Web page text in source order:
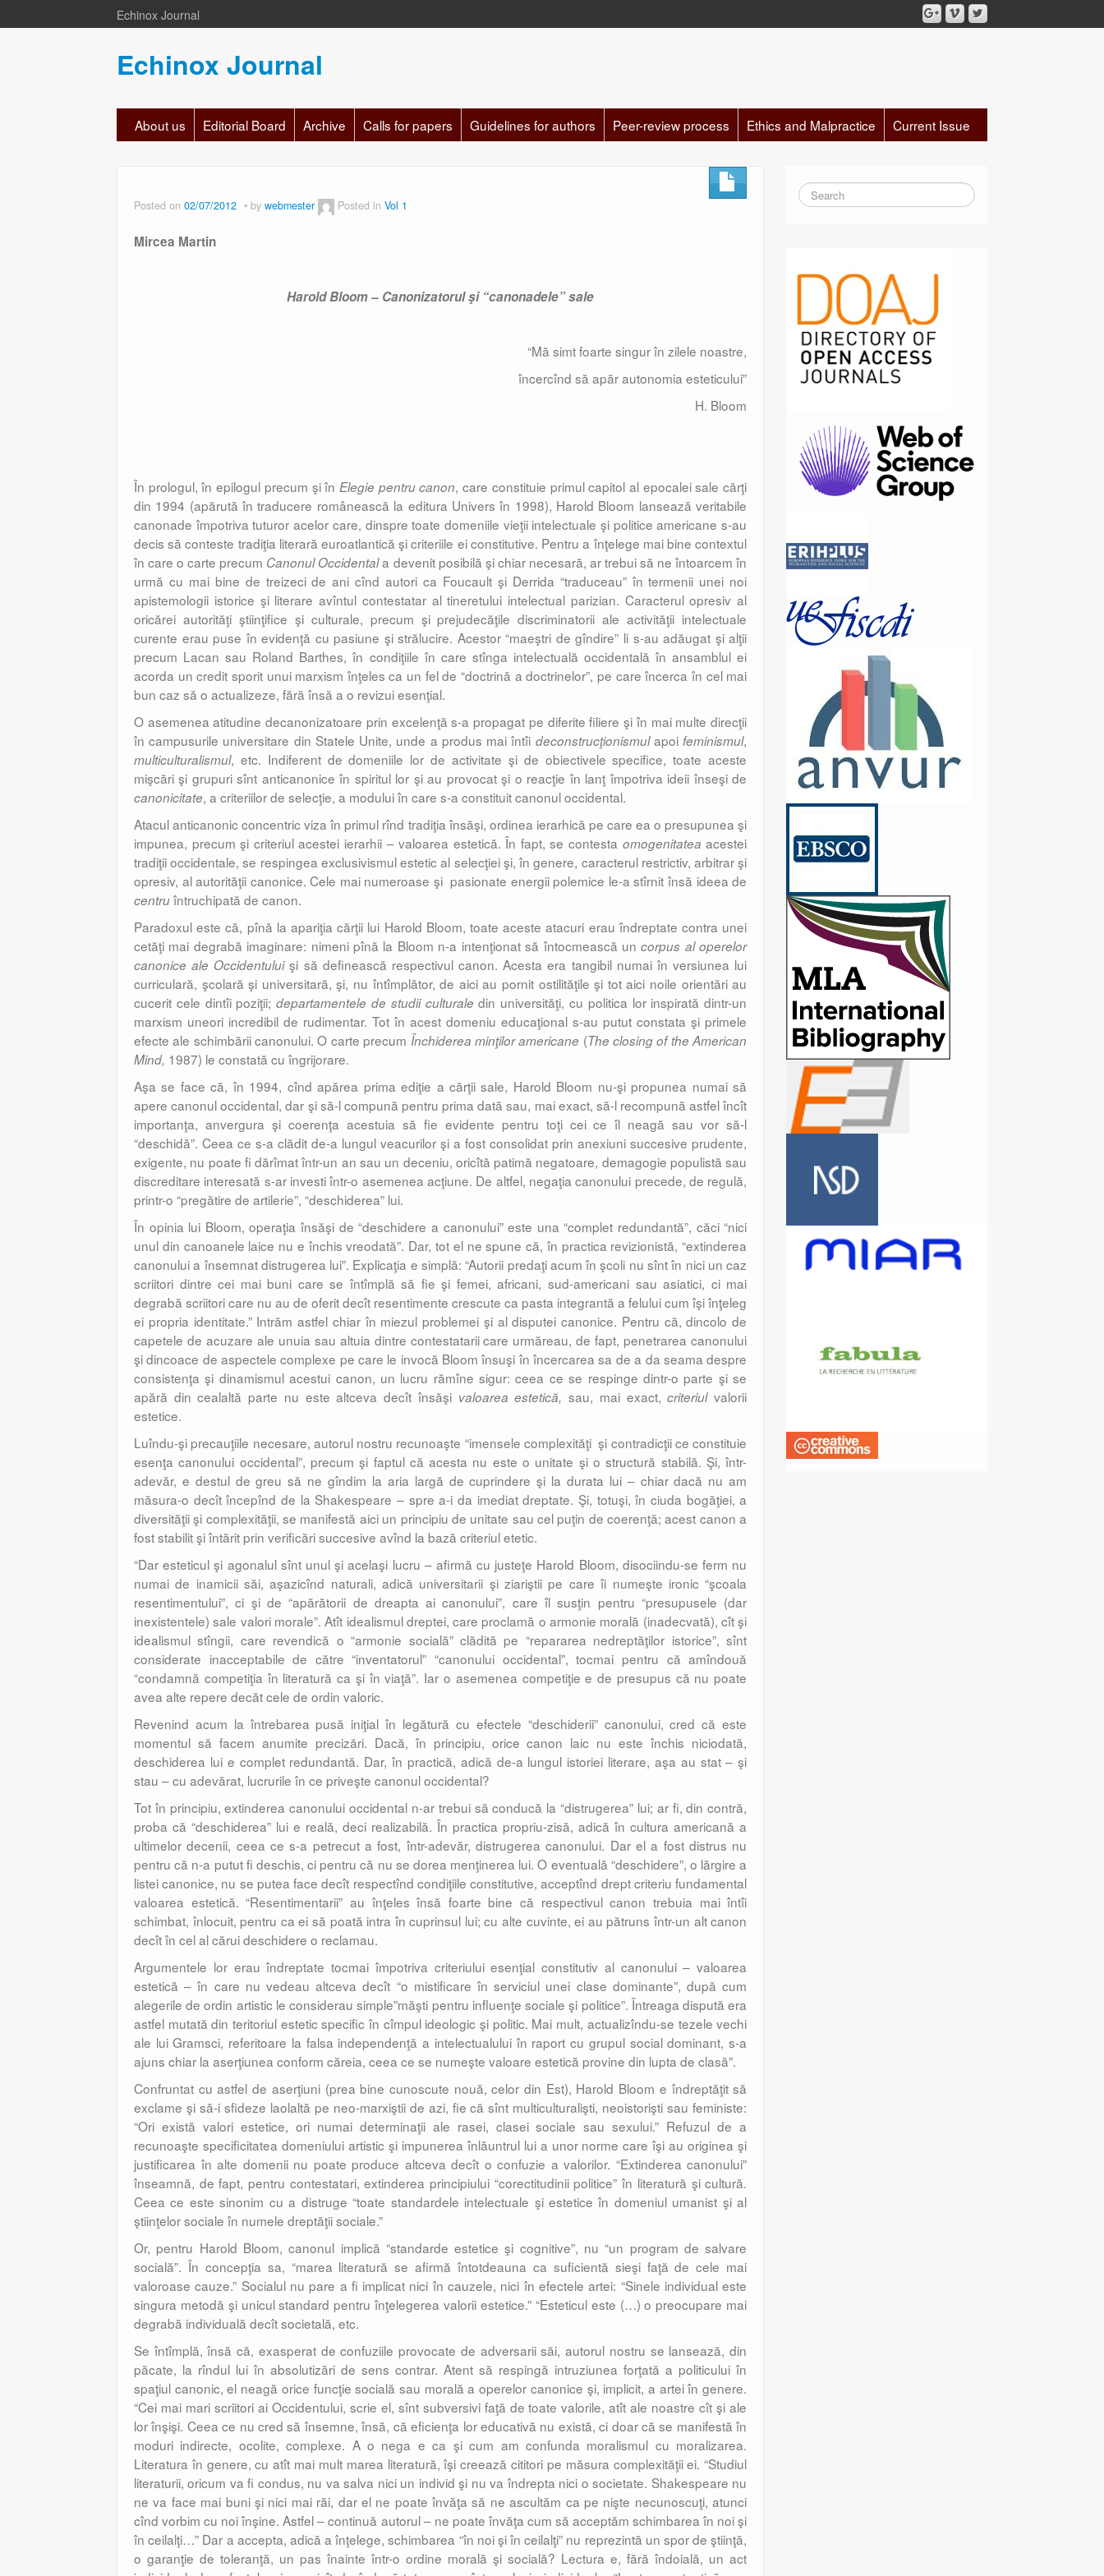
Echinox Journal
Echinox Journal
About us Editorial Board Archive Calls for papers Guidelines for authors Peer-review process Ethics and Malpractice Current Issue
Posted on 02/07/2012 by webmester Posted in Vol 1
Mircea Martin
Harold Bloom – Canonizatorul şi “canonadele” sale
“Mă simt foarte singur în zilele noastre,
încercînd să apăr autonomia esteticului”
H. Bloom
În prologul, în epilogul precum şi în Elegie pentru canon, care constituie primul capitol al epocalei sale cărţi
din 1994 (apărută în traducere românească la editura Univers în 1998), Harold Bloom lansează veritabile
canonade împotriva tuturor acelor care, dinspre toate domeniile vieţii intelectuale şi politice americane s-au
decis să conteste tradiţia literară euroatlantică şi criteriile ei constitutive. Pentru a înţelege mai bine contextul
în care o carte precum Canonul Occidentala devenit posibilă şi chiar necesară, ar trebui să ne întoarcem în
urmă cu mai bine de treizeci de ani cînd autori ca Foucault şi Derrida “traduceau” în termenii unei noi
apistemologii istorice şi literare avîntul contestatar al tineretului intelectual parizian. Caracterul opresiv al
oricărei autorităţi ştiinţifice şi culturale, precum şi prejudecăţile discriminatorii ale activităţii intelectuale
curente erau puse în evidenţă cu pasiune şi strălucire. Acestor “maeştri de gîndire” li s-au adăugat şi alţii
precum Lacan sau Roland Barthes, în condiţiile în care stînga intelectuală occidentală în ansamblul ei
acorda un credit sporit unui marxism înţeles ca un fel de “doctrină a doctrinelor”, pe care încerca în cel mai
bun caz să o actualizeze, fără însă a o revizui esenţial.
O asemenea atitudine decanonizatoare prin excelenţă s-a propagat pe diferite filiere şi în mai multe direcţii
în campusurile universitare din Statele Unite, unde a produs mai întîi deconstrucţionismulapoi feminismul,
multiculturalismul, etc. Indiferent de domeniile lor de activitate şi de obiectivele specifice, toate aceste
mişcări şi grupuri sînt anticanonice în spiritul lor şi au provocat şi o reacţie în lanţ împotriva ideii înseşi de
canonicitate, a criteriilor de selecţie, a modului în care s-a constituit canonul occidental.
Atacul anticanonic concentric viza în primul rînd tradiţia însăşi, ordinea ierarhică pe care ea o presupunea şi
impunea, precum şi criteriul acestei ierarhii – valoarea estetică. În fapt, se contesta omogenitatea acestei
tradiţii occidentale, se respingea exclusivismul estetic al selecţiei şi, în genere, caracterul restrictiv, arbitrar şi
opresiv, al autorităţii canonice. Cele mai numeroase şi pasionate energii polemice le-a stîrnit însă ideea de
centruîntruchipată de canon.
Paradoxul este că, pînă la apariţia cărţii lui Harold Bloom, toate aceste atacuri erau îndreptate contra unei
cetăţi mai degrabă imaginare: nimeni pînă la Bloom n-a intenţionat să întocmească uncorpus al operelor
canonice ale Occidentuluişi să definească respectivul canon. Acesta era tangibil numai în versiunea lui
curriculară, şcolară şi universitară, şi, nu întîmplător, de aici au pornit ostilităţile şi tot aici noile orientări au
cucerit cele dintîi poziţii;departamentele de studii culturale din universităţi, cu politica lor inspirată dintr-un
marxism uneori incredibil de rudimentar. Tot în acest domeniu educaţional s-au putut constata şi primele
efecte ale schimbării canonului. O carte precum Închiderea minţilor americane (The closing of the American
Mind, 1987) le constată cu îngrijorare.
Aşa se face că, în 1994, cînd apărea prima ediţie a cărţii sale, Harold Bloom nu-şi propunea numai să
apere canonul occidental, dar şi să-l compună pentru prima dată sau, mai exact, să-l recompună astfel încît
importanţa, anvergura şi coerenţa acestuia să fie evidente pentru toţi cei ce îl neagă sau vor să-l
“deschidă”. Ceea ce s-a clădit de-a lungul veacurilor şi a fost consolidat prin anexiuni succesive prudente,
exigente, nu poate fi dărîmat într-un an sau un deceniu, oricîtă patimă negatoare, demagogie populistă sau
discreditare interesată s-ar investi într-o asemenea acţiune. De altfel, negaţia canonului precede, de regulă,
printr-o “pregătire de artilerie”, “deschiderea” lui.
În opinia lui Bloom, operaţia însăşi de “deschidere a canonului” este una “complet redundantă”, căci “nici
unul din canoanele laice nu e închis vreodată”. Dar, tot el ne spune că, în practica revizionistă, “extinderea
canonului a însemnat distrugerea lui”. Explicaţia e simplă: “Autorii predaţi acum în şcoli nu sînt în nici un caz
scriitori dintre cei mai buni care se întîmplă să fie şi femei, africani, sud-americani sau asiatici, ci mai
degrabă scriitori care nu au de oferit decît resentimente crescute ca pasta integrantă a felului cum îşi înţeleg
ei propria identitate.” Intrăm astfel chiar în miezul problemei şi al disputei canonice. Pentru că, dincolo de
capetele de acuzare ale unuia sau altuia dintre contestatarii care urmăreau, de fapt, penetrarea canonului
şi dincoace de aspectele complexe pe care le invocă Bloom însuşi în încercarea sa de a da seama despre
consistenţa şi dinamismul acestui canon, un lucru rămîne sigur: ceea ce se respinge dintr-o parte şi se
apără din cealaltă parte nu este altceva decît însăşi valoarea estetică, sau, mai exact,criteriulvalorii
estetice.
Luîndu-şi precauţiile necesare, autorul nostru recunoaşte “imensele complexităţi şi contradicţii ce constituie
esenţa canonului occidental”, precum şi faptul că acesta nu este o unitate şi o structură stabilă. Şi, într-
adevăr, e destul de greu să ne gîndim la aria largă de cuprindere şi la durata lui – chiar dacă nu am
măsura-o decît începînd de la Shakespeare – spre a-i da imediat dreptate. Şi, totuşi, în ciuda bogăţiei, a
diversităţii şi complexităţii, se manifestă aici un principiu de unitate sau cel puţin de coerenţă; acest canon a
fost stabilit şi întărit prin verificări succesive avînd la bază criteriul etetic.
“Dar esteticul şi agonalul sînt unul şi acelaşi lucru – afirmă cu justeţe Harold Bloom, disociindu-se ferm nu
numai de inamicii săi, aşazicînd naturali, adică universitarii şi ziariştii pe care îi numeşte ironic “şcoala
resentimentului”, ci şi de “apărătorii de dreapta ai canonului”, care îl susţin pentru “presupusele (dar
inexistentele) sale valori morale”. Atît idealismul dreptei, care proclamă o armonie morală (inadecvată), cît şi
idealismul stîngii, care revendică o “armonie socială” clădită pe “repararea nedreptăţilor istorice”, sînt
considerate inacceptabile de către “inventatorul” “canonului occidental”, tocmai pentru că amîndouă
“condamnă competiţia în literatură ca şi în viaţă”. Iar o asemenea competiţie e de presupus că nu poate
avea alte repere decăt cele de ordin valoric.
Revenind acum la întrebarea pusă iniţial în legătură cu efectele “deschiderii” canonului, cred că este
momentul să facem anumite precizări. Dacă, în principiu, orice canon laic nu este închis niciodată,
deschiderea lui e complet redundantă. Dar, în practică, adică de-a lungul istoriei literare, aşa au stat – şi
stau – cu adevărat, lucrurile în ce priveşte canonul occidental?
Tot în principiu, extinderea canonului occidental n-ar trebui să conducă la “distrugerea” lui; ar fi, din contră,
proba că “deschiderea” lui e reală, deci realizabilă. În practica propriu-zisă, adică în cultura americană a
ultimelor decenii, ceea ce s-a petrecut a fost, într-adevăr, distrugerea canonului. Dar el a fost distrus nu
pentru că n-a putut fi deschis, ci pentru că nu se dorea menţinerea lui. O eventuală “deschidere”, o lărgire a
listei canonice, nu se putea face decît respectînd condiţiile constitutive, acceptînd drept criteriu fundamental
valoarea estetică. “Resentimentarii” au înţeles însă foarte bine că respectivul canon trebuia mai întîi
schimbat, înlocuit, pentru ca ei să poată intra în cuprinsul lui; cu alte cuvinte, ei au pătruns într-un alt canon
decît în cel al cărui deschidere o reclamau.
Argumentele lor erau îndreptate tocmai împotriva criteriului esenţial constitutiv al canonului – valoarea
estetică – în care nu vedeau altceva decît “o mistificare în serviciul unei clase dominante”, după cum
alegerile de ordin artistic le considerau simple”măşti pentru influenţe sociale şi politice”. Întreaga dispută era
astfel mutată din teritoriul estetic specific în cîmpul ideologic şi politic. Mai mult, actualizîndu-se tezele vechi
ale lui Gramsci, referitoare la falsa independenţă a intelectualului în raport cu grupul social dominant, s-a
ajuns chiar la aserţiunea conform căreia, ceea ce se numeşte valoare estetică provine din lupta de clasă”.
Confruntat cu astfel de aserţiuni (prea bine cunoscute nouă, celor din Est), Harold Bloom e îndreptăţit să
exclame şi să-i sfideze laolaltă pe neo-marxiştii de azi, fie că sînt multiculturalişti, neoistorişti sau feministe:
“Ori există valori estetice, ori numai determinaţii ale rasei, clasei sociale sau sexului.” Refuzul de a
recunoaşte specificitatea domeniului artistic şi impunerea înlăuntrul lui a unor norme care îşi au originea şi
justificarea în alte domenii nu poate produce altceva decît o confuzie a valorilor. “Extinderea canonului”
înseamnă, de fapt, pentru contestatari, extinderea principiului “corectitudinii politice” în literatură şi cultură.
Ceea ce este sinonim cu a distruge “toate standardele intelectuale şi estetice în domeniul umanist şi al
ştiinţelor sociale în numele dreptăţii sociale.”
Or, pentru Harold Bloom, canonul implică “standarde estetice şi cognitive”, nu “un program de salvare
socială”. În concepţia sa, “marea literatură se afirmă întotdeauna ca suficientă sieşi faţă de cele mai
valoroase cauze.” Socialul nu pare a fi implicat nici în cauzele, nici în efectele artei: “Sinele individual este
singura metodă şi unicul standard pentru înţelegerea valorii estetice.” “Esteticul este (…) o preocupare mai
degrabă individuală decît societală, etc.
Se întîmplă, însă că, exasperat de confuziile provocate de adversarii săi, autorul nostru se lansează, din
păcate, la rîndul lui în absolutizări de sens contrar. Atent să respingă intruziunea forţată a politicului în
spaţiul canonic, el neagă orice funcţie socială sau morală a operelor canonice şi, implicit, a artei în genere.
“Cei mai mari scriitori ai Occidentului, scrie el, sînt subversivi faţă de toate valorile, atît ale noastre cît şi ale
lor înşişi. Ceea ce nu cred să însemne, însă, că eficienţa lor educativă nu există, ci doar că se manifestă în
moduri indirecte, ocolite, complexe. A o nega e ca şi cum am confunda moralismul cu moralizarea.
Literatura în genere, cu atît mai mult marea literatură, îşi creează cititori pe măsura complexităţii ei. “Studiul
literaturii, oricum va fi condus, nu va salva nici un individ şi nu va îndrepta nici o societate. Shakespeare nu
ne va face mai buni şi nici mai răi, dar el ne poate învăţa să ne ascultăm ca pe nişte necunoscuţi, atunci
cînd vorbim cu noi înşine. Astfel – continuă autorul – ne poate învăţa cum să acceptăm schimbarea în noi şi
în ceilalţi…” Dar a accepta, adică a înţelege, schimbarea “în noi şi în ceilalţi” nu reprezintă un spor de ştiinţă,
o garanţie de toleranţă, un pas înainte într-o ordine morală şi socială? Lectura e, fără îndoială, un act